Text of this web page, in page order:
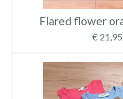
Flared flower
€ 21,95